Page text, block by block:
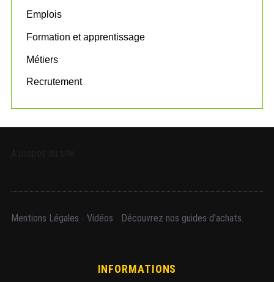
Emplois
Formation et apprentissage
Métiers
Recrutement
Mentions Légales Vidéos Découvrez nos guides d'achats.
INFORMATIONS